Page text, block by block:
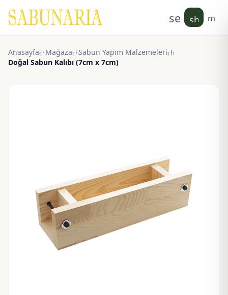
search
Anasayfachevron_right
Mağazachevron_right
Sabun Yapım Malzemelerichevron_right
Doğal Sabun Kalıbı (7cm x 7cm)